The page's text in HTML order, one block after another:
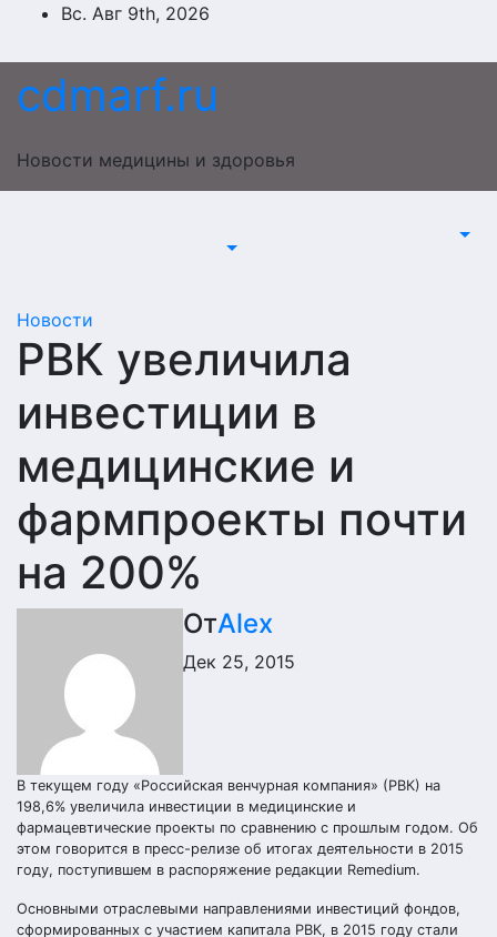
Перейти
содержимому
Вс. Авг 9th, 2026
cdmarf.ru
Новости медицины и здоровья
Новости
РВК увеличила
инвестиции в
медицинские и
фармпроекты почти
на 200%
ОтAlex
Дек 25, 2015
В текущем году «Российская венчурная компания» (РВК) на
198,6% увеличила инвестиции в медицинские и
фармацевтические проекты по сравнению с прошлым годом. Об
этом говорится в пресс-релизе об итогах деятельности в 2015
году, поступившем в распоряжение редакции Remedium.
Основными отраслевыми направлениями инвестиций фондов,
сформированных с участием капитала РВК, в 2015 году стали